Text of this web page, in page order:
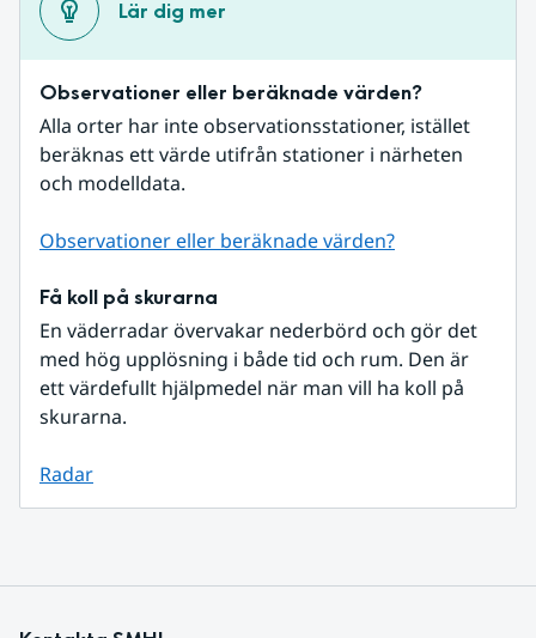
Lär dig mer
Observationer eller beräknade värden?
Alla orter har inte observationsstationer, istället
beräknas ett värde utifrån stationer i närheten
och modelldata.
Observationer eller beräknade värden?
Få koll på skurarna
En väderradar övervakar nederbörd och gör det
med hög upplösning i både tid och rum. Den är
ett värdefullt hjälpmedel när man vill ha koll på
skurarna.
Radar